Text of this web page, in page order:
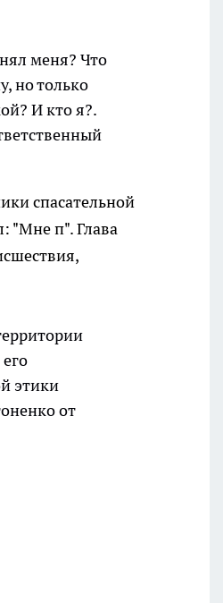
меня? Что
но только
И кто я?.
спасательной
"Мне п". Глава
этики
от